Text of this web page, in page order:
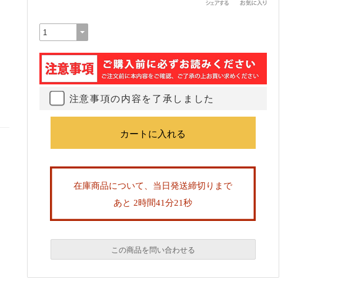
注意事項の内容を了承しました
在庫商品について、当日発送締切りまで
あと 2時間41分21秒
この商品を問い合わせる